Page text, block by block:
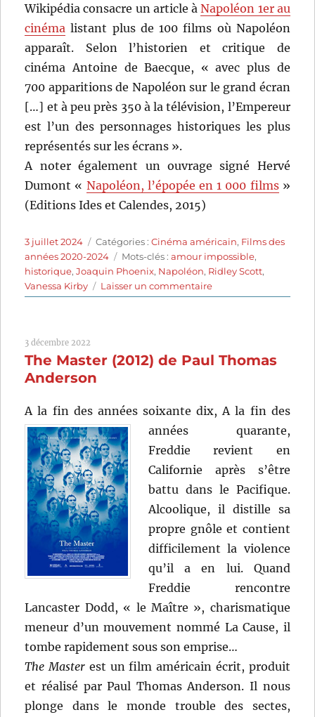
Wikipédia consacre un article àNapoléon 1er au
cinéma listant plus de 100 films où Napoléon
apparaît. Selon l’historien et critique de
cinéma Antoine de Baecque, « avec plus de
700 apparitions de Napoléon sur le grand écran
[…] et à peu près 350 à la télévision, l’Empereur
est l’un des personnages historiques les plus
représentés sur les écrans ».
A noter également un ouvrage signé Hervé
Dumont « Napoléon, l’épopée en 1 000 films»
(Editions Ides et Calendes, 2015)
Publié
le
3 juillet 2024 Catégories
Catégories :Cinéma américain, Films des
années 2020-2024
Étiquettes
Mots-clés :amour impossible,
historique,Joaquin Phoenix, Napoléon, Ridley Scott,
Vanessa Kirby
Laisser un commentairesur
Napoléon
Scott
3 décembre 2022
The Master (2012) de Paul Thomas
Anderson
A la fin des années soixante dix,A la fin des
années quarante,
Freddie revient en
Californie après s’être
battu dans le Pacifique.
Alcoolique, il distille sa
propre gnôle et contient
difficilement la violence
qu’il a en lui. Quand
Freddie rencontre
Lancaster Dodd, « le Maître », charismatique
meneur d’un mouvement nommé La Cause, il
tombe rapidement sous son emprise…
The Master est un film américain écrit, produit
et réalisé par Paul Thomas Anderson. Il nous
plonge dans le monde trouble des sectes,